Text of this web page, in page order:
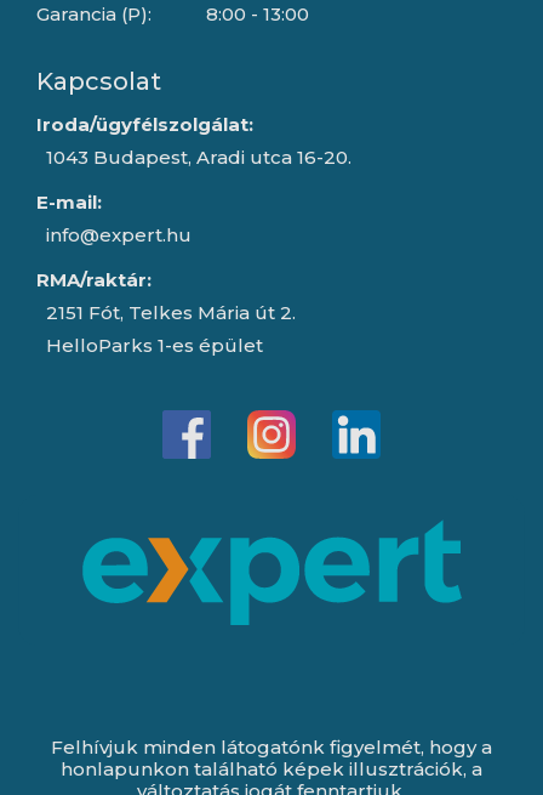
Garancia (P):
8:00 - 13:00
Kapcsolat
Iroda/ügyfélszolgálat:
1043 Budapest, Aradi utca 16-20.
E-mail:
info@expert.hu
RMA/raktár:
2151 Fót, Telkes Mária út 2.
HelloParks 1-es épület
Felhívjuk minden látogatónk figyelmét, hogy a
honlapunkon található képek illusztrációk, a